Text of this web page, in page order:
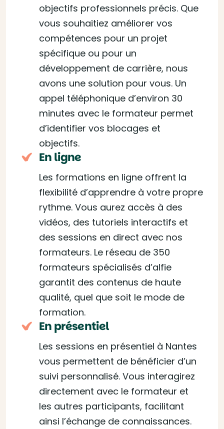
objectifs professionnels précis. Que
vous souhaitiez améliorer vos
compétences pour un projet
spécifique ou pour un
développement de carrière, nous
avons une solution pour vous. Un
appel téléphonique d’environ 30
minutes avec le formateur permet
d’identifier vos blocages et
objectifs.
En ligne
Les formations en ligne offrent la
flexibilité d’apprendre à votre propre
rythme. Vous aurez accès à des
vidéos, des tutoriels interactifs et
des sessions en direct avec nos
formateurs. Le réseau de 350
formateurs spécialisés d’alfie
garantit des contenus de haute
qualité, quel que soit le mode de
formation.
En présentiel
Les sessions en présentiel à Nantes
vous permettent de bénéficier d’un
suivi personnalisé. Vous interagirez
directement avec le formateur et
les autres participants, facilitant
ainsi l’échange de connaissances.